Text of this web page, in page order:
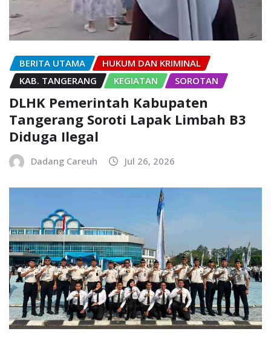
BERITA UTAMA
HUKUM DAN KRIMINAL
KAB. TANGERANG
KEGIATAN SOROTAN
DLHK Pemerintah Kabupaten
Tangerang Soroti Lapak Limbah B3
Diduga Ilegal
Dadang Careuh Jul 26, 2026